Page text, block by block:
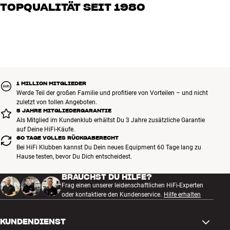
oder Heimkino. Erzähle uns, wovon Du träumst, und wir finden
TOPQUALITÄT SEIT 1980
1 MILLION MITGLIEDER
Werde Teil der großen Familie und profitiere von Vorteilen – und nicht
zuletzt von tollen Angeboten.
5 JAHRE MITGLIEDERGARANTIE
Als Mitglied im Kundenklub erhältst Du 3 Jahre zusätzliche Garantie
auf Deine HiFi-Käufe.
60 TAGE VOLLES RÜCKGABERECHT
Bei HiFi Klubben kannst Du Dein neues Equipment 60 Tage lang zu
Hause testen, bevor Du Dich entscheidest.
BRAUCHST DU HILFE?
Frag einen unserer leidenschaftlichen HiFi-Experten
oder kontaktiere den Kundenservice. Hilfe erhalten
KUNDENDIENST